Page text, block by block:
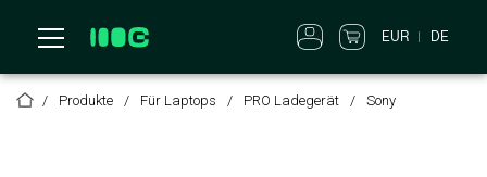
EUR DE
Produkte Für Laptops PRO Ladegerät Sony